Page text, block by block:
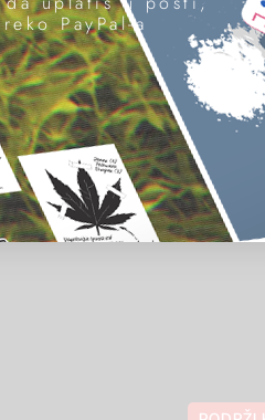
PayPal-a